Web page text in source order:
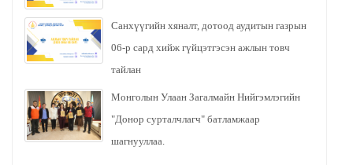
Санхүүгийн хяналт, дотоод аудитын газрын
06-р сард хийж гүйцэтгэсэн ажлын товч
тайлан
Монголын Улаан Загалмайн Нийгэмлэгийн
"Донор сурталчлагч" батламжаар
шагнууллаа.